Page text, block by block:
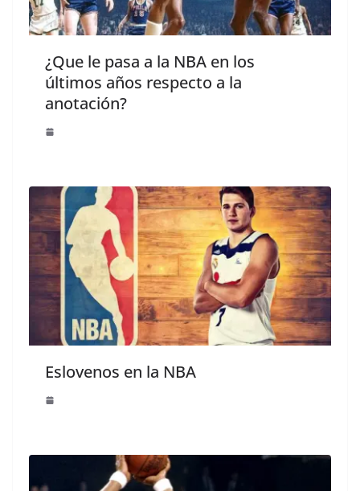
¿Que le pasa a la NBA en los
últimos años respecto a la
anotación?
Eslovenos en la NBA